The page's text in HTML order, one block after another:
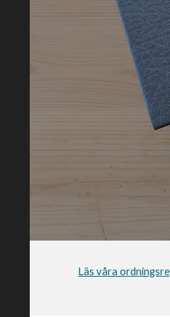
Läs våra